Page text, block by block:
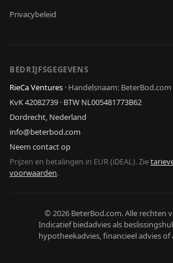
Privacybeleid
BEDRIJFSGEGEVENS
RieCa Ventures · Handelsnaam: BeterBod.com
KvK42082739 · BTW NL005481773B62
Dordrecht, Nederland
info@beterbod.com
Neem contact op
Prijzen en betalingen in EUR (iDEAL). Zie
voorwaarden.
© 2026 BeterBod.com. Alle rechten
Indicatief biedadvies als
hypotheekadvies, financieel advies of